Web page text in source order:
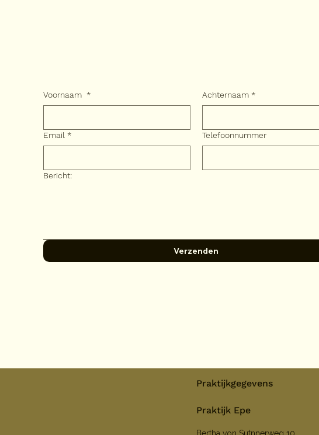
Voornaam * Achternaam *
Email * Telefoonnummer
Bericht:
Verzenden
Praktijkgegevens
Praktijk Epe
Bertha von Sutnnerweg 10